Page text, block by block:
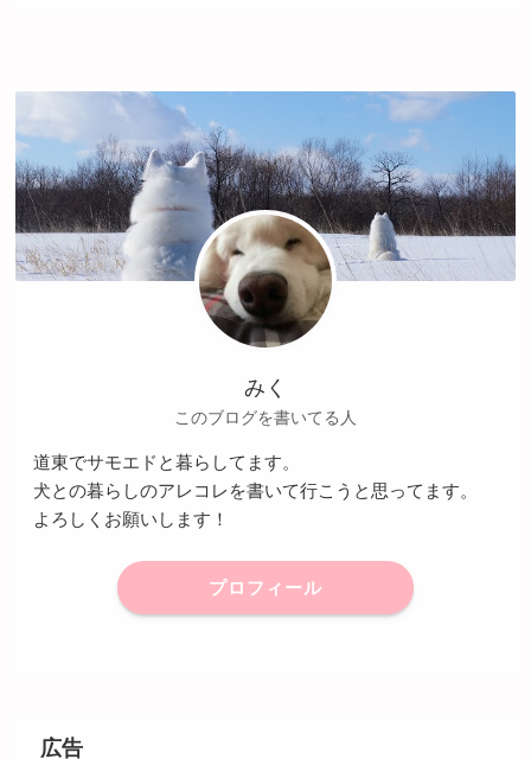
みく
このブログを書いてる人
道東でサモエドと暮らしてます。
犬との暮らしのアレコレを書いて行こうと思ってます。
よろしくお願いします！
プロフィール
広告